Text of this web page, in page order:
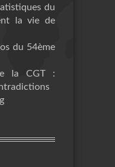
du
la vie de
du 54ème
la CGT :